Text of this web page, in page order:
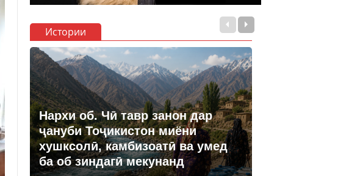
Истории
Нархи об. Чӣ тавр занон дар
ҷануби Тоҷикистон миёни
хушксолӣ, камбизоатӣ ва умед
ба об зиндагӣ мекунанд